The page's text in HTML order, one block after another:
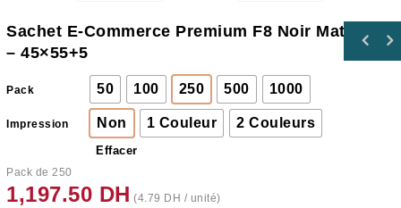
Sachet E-Commerce Premium F8 Noir Mat
– 45×55+5
Pack 50 100 250 500 1000
Impression Non 1 Couleur 2 Couleurs
Effacer
Pack de 250
1,197.50 DH (4.79 DH / unité)